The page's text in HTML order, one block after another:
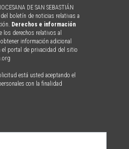
DE SAN SEBASTIÁN
boletín de noticias relativas a
Derechos e información
los derechos relativos al
información adicional
el portal de privacidad del sitio
está usted aceptando el
con la finalidad